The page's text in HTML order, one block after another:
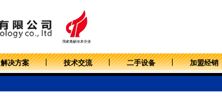
解决方案 技术交流 二手设备 加盟经销